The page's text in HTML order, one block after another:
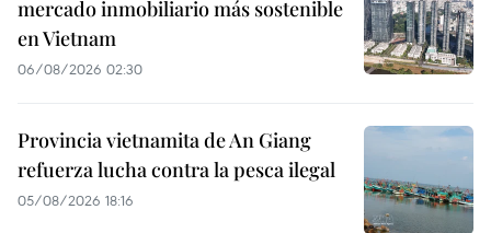
mercado inmobiliario más sostenible
en Vietnam
06/08/2026 02:30
Provincia vietnamita de An Giang
refuerza lucha contra la pesca ilegal
05/08/2026 18:16